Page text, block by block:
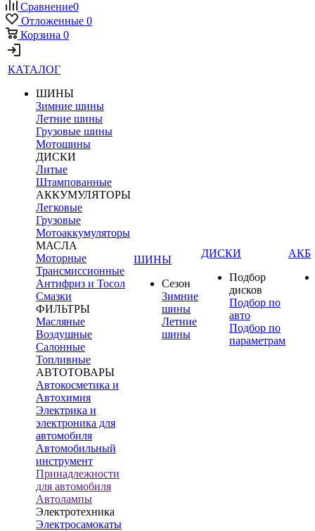
Сравнение0
Отложенные 0
Корзина 0
КАТАЛОГ
ШИНЫ
Зимние шины
Летние шины
Грузовые шины
Мотошины
ДИСКИ
Литые
Штампованные
АККУМУЛЯТОРЫ
Легковые
Грузовые
Мотоаккумуляторы
МАСЛА
Моторные
Трансмиссионные
Антифриз и Тосол
Смазки
ФИЛЬТРЫ
Масляные
Воздушные
Салонные
Топливные
АВТОТОВАРЫ
Автокосметика и
Автохимия
Электрика и
электроника для
автомобиля
Автомобильный
инструмент
Принадлежности
для автомобиля
Автолампы
Электротехника
Электросамокаты
ШИНЫ
Сезон
Зимние
шины
Летние
шины
ДИСКИ
Подбор
дисков
Подбор по
авто
Подбор по
параметрам
АКБ